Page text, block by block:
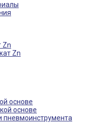
Zn
Zn
основе
основе